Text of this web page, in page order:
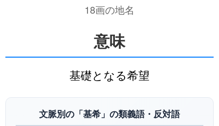
18画の地名
意味
基礎となる希望
文脈別の「基希」の類義語・反対語